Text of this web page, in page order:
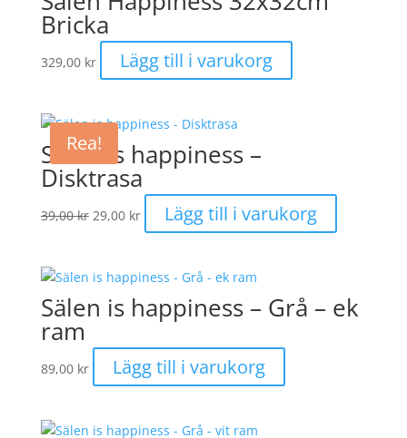
Bricka
329,00 kr Lägg till i varukorg
Rea!
Sälen is happiness –
Disktrasa
39,00kr Det
ursprungliga
var:
29,00 kr
nuvarande
är:
Lägg till i varukorg
Sälen is happiness – Grå – ek
ram
89,00 kr Lägg till i varukorg